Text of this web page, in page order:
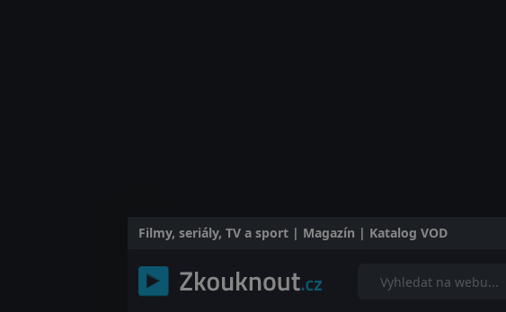
Filmy, seriály, TV a sport | Magazín | Katalog VOD